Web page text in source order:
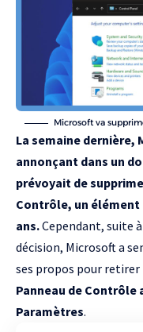
Microsoft va
La semaine dernière,
annonçant dans un
prévoyait de
Contrôle, un élément
ans.Cependant, suite
décision, Microsoft a
ses propos pour
Panneau de
Paramètres.